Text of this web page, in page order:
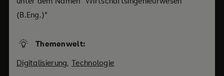
(B.Eng.)"
Themenwelt:
Digitalisierung,Technologie